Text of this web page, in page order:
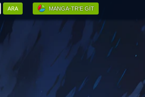
MANGA-TR'E GIT